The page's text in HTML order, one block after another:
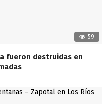
59
fueron destruidas en